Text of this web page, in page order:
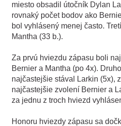
miesto obsadil útočník Dylan
rovnaký počet bodov ako
bol vyhlásený menej často.
Mantha (33 b.).
Za prvú hviezdu zápasu boli
Bernier a Mantha (po 4x).
najčastejšie stával Larkin (5x),
najčastejšie zvolení Bernier a
za jednu z troch hviezd
Honoru hviezdy zápasu sa